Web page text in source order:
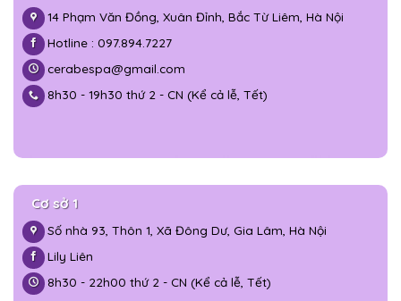
14 Phạm Văn Đồng, Xuân Đỉnh, Bắc Từ Liêm, Hà Nội
Hotline : 097.894.7227
cerabespa@gmail.com
8h30 - 19h30 thứ 2 - CN (Kể cả lễ, Tết)
Cơ sở 1
Số nhà 93, Thôn 1, Xã Đông Dư, Gia Lâm, Hà Nội
Lily Liên
8h30 - 22h00 thứ 2 - CN (Kể cả lễ, Tết)